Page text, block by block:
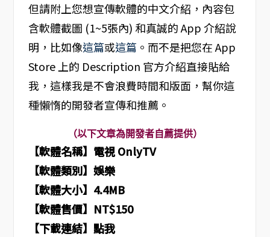
但請附上您想宣傳軟體的中文介紹，內容包
含軟體截圖 (1~5張內) 和真誠的 App 介紹說
明，比如像這篇或這篇 。而不是把您在 App
Store 上的 Description 官方介紹直接貼給
我，這樣我是不會浪費時間和版面，幫你這
種懶惰的開發者宣傳和推薦。
（以下文章為開發者自薦提供）
【軟體名稱】電視 OnlyTV
【軟體類別】娛樂
【軟體大小】4.4MB
【軟體售價】NT$150
【下載連結】點我